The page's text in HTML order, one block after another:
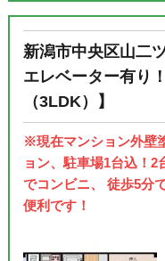
新潟市中央区山二
エレベーター有り
（3LDK）】
※現在マンション外壁
ョン、駐車場1台込！
でコンビニ、 徒歩5分
便利です！